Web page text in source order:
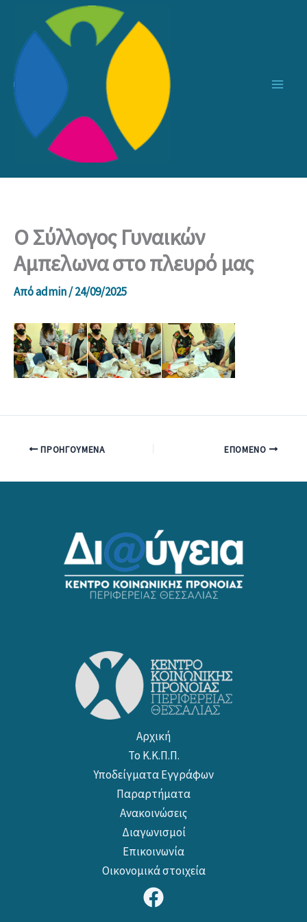
περιεχόμενο
Ο Σύλλογος Γυναικών
Αμπελωνα στο πλευρό μας
Απόadmin/24/09/2025
ΠΡΟΗΓΟΎΜΕΝΑ ΕΠΌΜΕΝΟ
Αρχική
Το Κ.Κ.Π.Π.
Υποδείγματα Εγγράφων
Παραρτήματα
Ανακοινώσεις
Διαγωνισμοί
Επικοινωνία
Οικονομικά στοιχεία